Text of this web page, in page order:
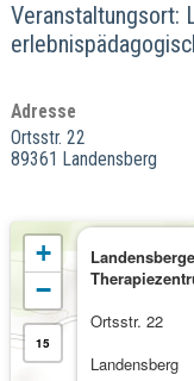
Veranstaltungsort:
Adresse
Ortsstr. 22
89361 Landensberg
Ortsstr. 22
Landensberg
+
−
15